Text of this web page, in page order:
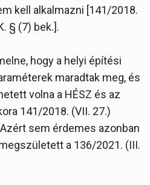
kell alkalmazni [141/2018.
§ (7) bek.].
hogy a helyi építési
maradtak meg, és
volna a HÉSZ és az
141/2018. (VII. 27.)
sem érdemes azonban
a 136/2021. (III.